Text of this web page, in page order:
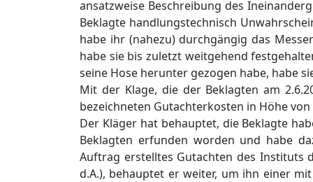
ansatzweise Beschreibung des
Beklagte handlungstechnisch
habe ihr (nahezu) durchgängig das
habe sie bis zuletzt weitgehend
seine Hose herunter gezogen habe, habe
Mit der Klage, die der Beklagten am
bezeichneten Gutachterkosten in Höhe
Der Kläger hat behauptet, die Beklagte
Beklagten erfunden worden und habe
Auftrag erstelltes Gutachten des Instituts
d.A.), behauptet er weiter, um ihn einer